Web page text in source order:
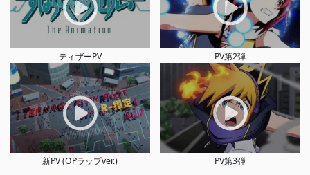
ティザーPV PV第2弾
新PV (OPラップver.) PV第3弾